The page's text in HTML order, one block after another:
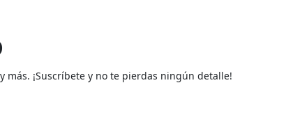
más. ¡Suscríbete y no te pierdas ningún detalle!